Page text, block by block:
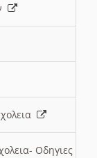
Οδηγιες